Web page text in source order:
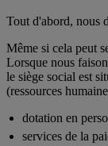
Tout d'abord, nous
Même si cela peut
Lorsque nous
le siège social est
(ressources
dotation en
services de la